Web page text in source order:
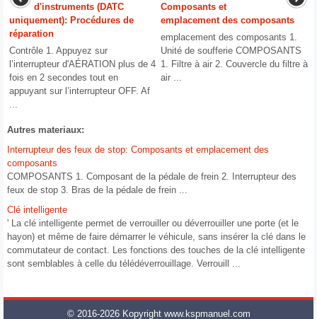
d'instruments (DATC
uniquement): Procédures de
réparation
Contrôle 1. Appuyez sur
l’interrupteur d'AÉRATION plus de 4
fois en 2 secondes tout en
appuyant sur l’interrupteur OFF. Af
...
Composants et
emplacement des composants
emplacement des composants 1.
Unité de soufferie COMPOSANTS
1. Filtre à air 2. Couvercle du filtre à
air ...
Autres materiaux:
Interrupteur des feux de stop: Composants et emplacement des
composants
COMPOSANTS 1. Composant de la pédale de frein 2. Interrupteur des
feux de stop 3. Bras de la pédale de frein ...
Clé intelligente
' La clé intelligente permet de verrouiller ou déverrouiller une porte (et le
hayon) et même de faire démarrer le véhicule, sans insérer la clé dans le
commutateur de contact. Les fonctions des touches de la clé intelligente
sont semblables à celle du télédéverrouillage. Verrouill ...
© 2016-2026 Kopyright www.kspmanuel.com